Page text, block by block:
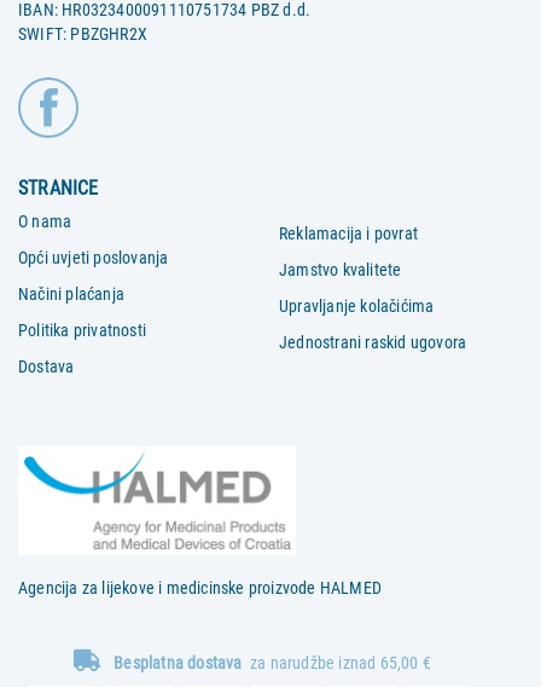
IBAN: HR0323400091110751734 PBZ d.d.
SWIFT: PBZGHR2X
STRANICE
O nama
Opći uvjeti poslovanja
Načini plaćanja
Politika privatnosti
Dostava
Reklamacija i povrat
Jamstvo kvalitete
Upravljanje kolačićima
Jednostrani raskid ugovora
Agencija za lijekove i medicinske proizvode HALMED
Besplatna dostava za narudžbe iznad 65,00 €